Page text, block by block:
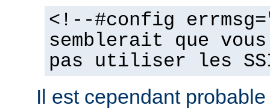
<!--#config
semblerait que
pas utiliser les
Il est cependant